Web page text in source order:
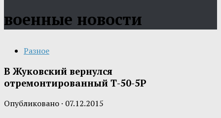
военные новости
Разное
В Жуковский вернулся
отремонтированный Т-50-5Р
Опубликовано · 07.12.2015